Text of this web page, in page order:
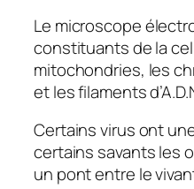
Le microscope
constituants de la
mitochondries, les
et les filaments
Certains virus ont
certains savants les
un pont entre le